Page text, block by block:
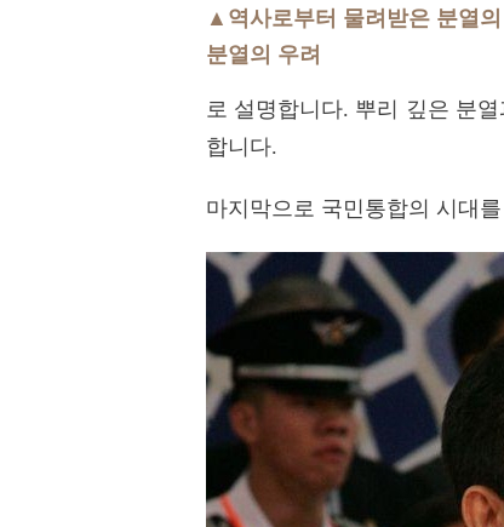
▲역사로부터 물려받은 분열
분열의 우려
로 설명합니다. 뿌리 깊은 분
합니다.
마지막으로 국민통합의 시대